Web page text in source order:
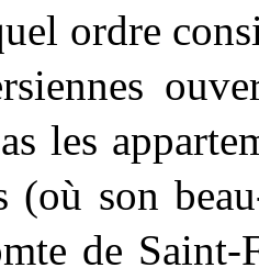
ordre
les
(où son
de